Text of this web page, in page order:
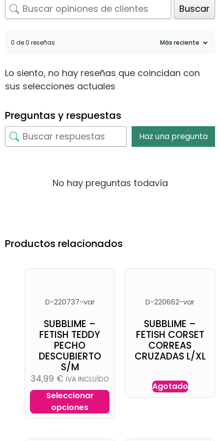
Buscar
0 de 0 reseñas
Lo siento, no hay reseñas que coincidan con
sus selecciones actuales
Preguntas y respuestas
Haz una pregunta
No hay preguntas todavía
Productos relacionados
D-220737-var
SUBBLIME –
FETISH TEDDY
PECHO
DESCUBIERTO
S/M
34,99 € IVA INCLUÍDO
Seleccionar
opciones
D-220662-var
SUBBLIME –
FETISH CORSET
CORREAS
CRUZADAS L/XL
Agotado